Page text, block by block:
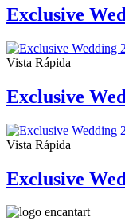
Exclusive
Vista Rápida
Exclusive
Vista Rápida
Exclusive